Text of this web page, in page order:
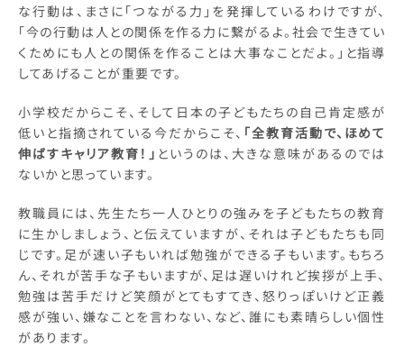
な行動は、まさに「つながる力」を発揮しているわけですが、
「今の行動は人との関係を作る力に繋がるよ。社会で生きてい
くためにも人との関係を作ることは大事なことだよ。」と指導
してあげることが重要です。
小学校だからこそ、そして日本の子どもたちの自己肯定感が
低いと指摘されている今だからこそ、 「全教育活動で、ほめて
伸ばすキャリア教育！」 というのは、大きな意味があるのでは
ないかと思っています。
教職員には、先生たち一人ひとりの強みを子どもたちの教育
に生かしましょう、と伝えていますが、それは子どもたちも同
じです。足が速い子もいれば勉強ができる子もいます。もちろ
ん、それが苦手な子もいますが、足は遅いけれど挨拶が上手、
勉強は苦手だけど笑顔がとてもすてき、怒りっぽいけど正義
感が強い、嫌なことを言わない、など、誰にも素晴らしい個性
があります。